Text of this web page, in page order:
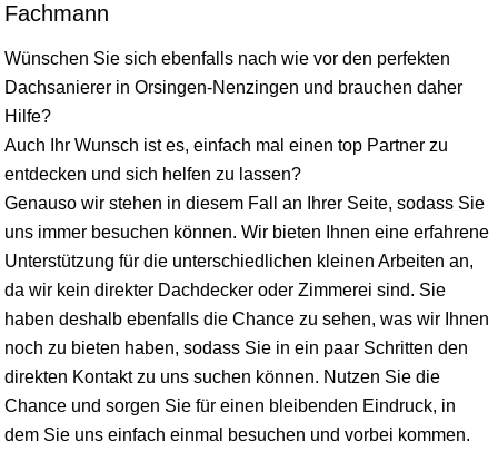
Fachmann
Wünschen Sie sich ebenfalls nach wie vor den perfekten
Dachsanierer in Orsingen-Nenzingen und brauchen daher
Hilfe?
Auch Ihr Wunsch ist es, einfach mal einen top Partner zu
entdecken und sich helfen zu lassen?
Genauso wir stehen in diesem Fall an Ihrer Seite, sodass Sie
uns immer besuchen können. Wir bieten Ihnen eine erfahrene
Unterstützung für die unterschiedlichen kleinen Arbeiten an,
da wir kein direkter Dachdecker oder Zimmerei sind. Sie
haben deshalb ebenfalls die Chance zu sehen, was wir Ihnen
noch zu bieten haben, sodass Sie in ein paar Schritten den
direkten Kontakt zu uns suchen können. Nutzen Sie die
Chance und sorgen Sie für einen bleibenden Eindruck, in
dem Sie uns einfach einmal besuchen und vorbei kommen.